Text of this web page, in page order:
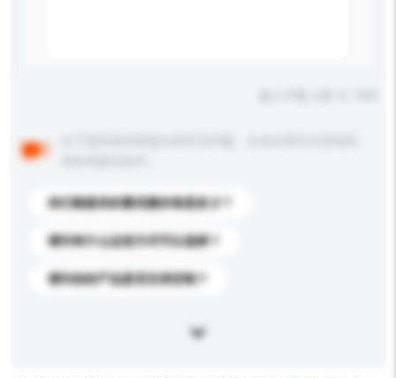
你们能提供的最优惠价格是多少？
请问有什么运送方式可以选择？
请问你的产品是否支持定制？